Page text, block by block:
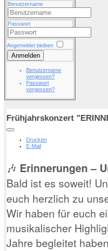
Benutzername
Passwort
Angemeldet bleiben
Anmelden
Benutzername
vergessen?
Passwort
vergessen?
Frühjahrskonzert
Drucken
E-Mail
🎶 Erinnerungen –
Bald ist es soweit!
euch herzlich zu
Wir haben für euch
musikalischer
Jahre begleitet